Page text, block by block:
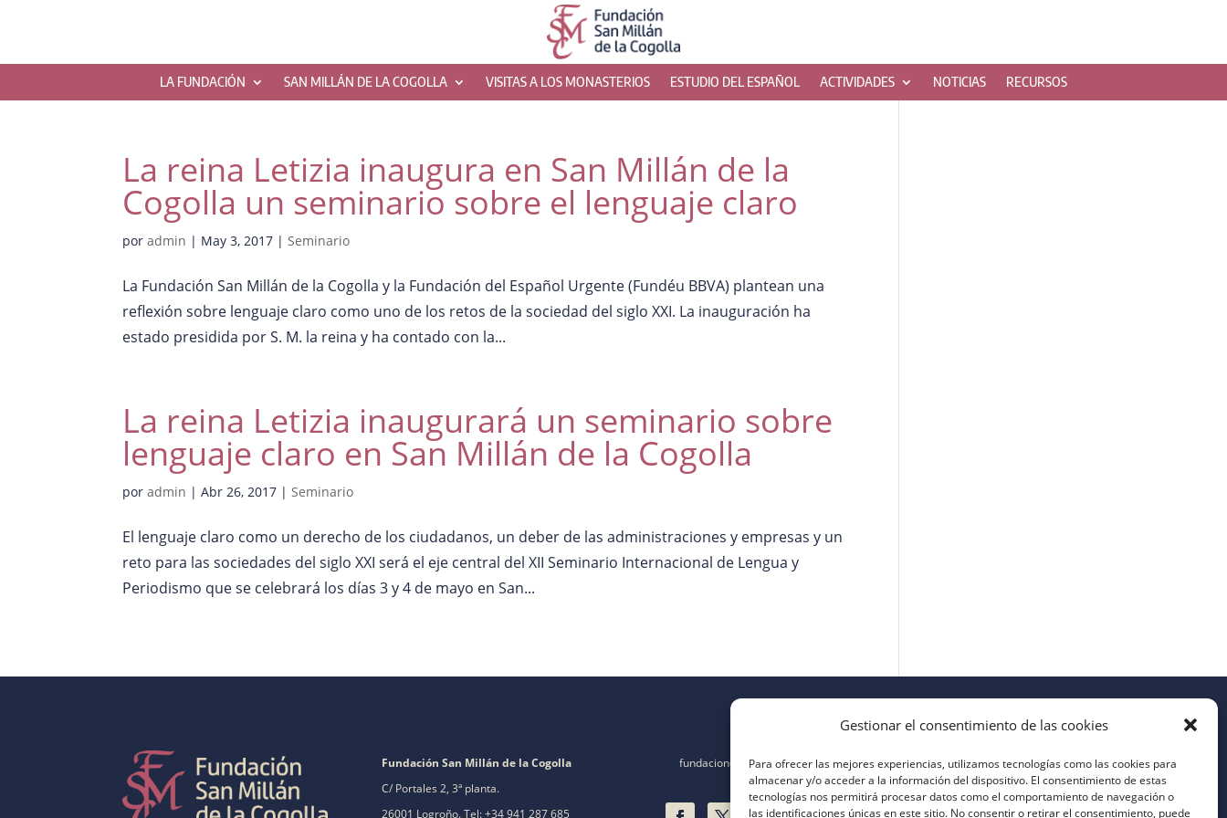
Gestionar el consentimiento de las cookies
Para ofrecer las mejores experiencias, utilizamos tecnologías como las cookies para
almacenar y/o acceder a la información del dispositivo. El consentimiento de estas
tecnologías nos permitirá procesar datos como el comportamiento de navegación o
las identificaciones únicas en este sitio. No consentir o retirar el consentimiento, puede
LA FUNDACIÓN SAN MILLÁN DE LA COGOLLA VISITAS A LOS MONASTERIOS ESTUDIO DEL ESPAÑOL ACTIVIDADES NOTICIAS RECURSOS
La reina Letizia inaugura en San Millán de la
Cogolla un seminario sobre el lenguaje claro
poradmin | May 3, 2017 |Seminario
La Fundación San Millán de la Cogolla y la Fundación del Español Urgente (Fundéu BBVA) plantean una
reflexión sobre lenguaje claro como uno de los retos de la sociedad del siglo XXI. La inauguración ha
estado presidida por S. M. la reina y ha contado con la...
La reina Letizia inaugurará un seminario sobre
lenguaje claro en San Millán de la Cogolla
poradmin |Abr 26, 2017 |Seminario
El lenguaje claro como un derecho de los ciudadanos, un deber de las administraciones y empresas y un
reto para las sociedades del siglo XXI será el eje central del XII Seminario Internacional de Lengua y
Periodismo que se celebrará los días 3 y 4 de mayo en San...
Fundación San Millán de la Cogolla
C/ Portales 2, 3ª planta.
26001 Logroño. Tel: +34 941 287 685
fundacion@fsanmillan.es